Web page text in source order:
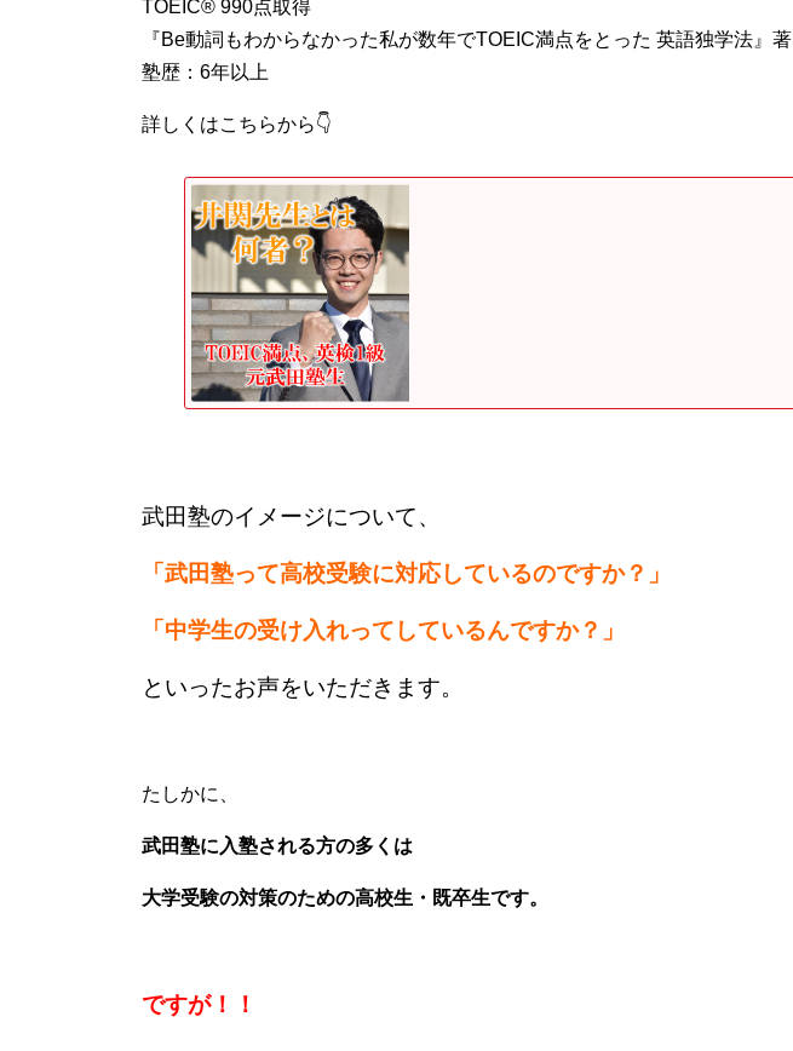
TOEIC®︎ 990点取得
『Be動詞もわからなかった私が数年でTOEIC満点をとった 英語独学法』著
塾歴：6年以上
詳しくはこちらから👇
武田塾のイメージについて、
「武田塾って高校受験に対応しているのですか？」
「中学生の受け入れってしているんですか？」
といったお声をいただきます。
たしかに、
武田塾に入塾される方の多くは
大学受験の対策のための高校生・既卒生です。
ですが！！